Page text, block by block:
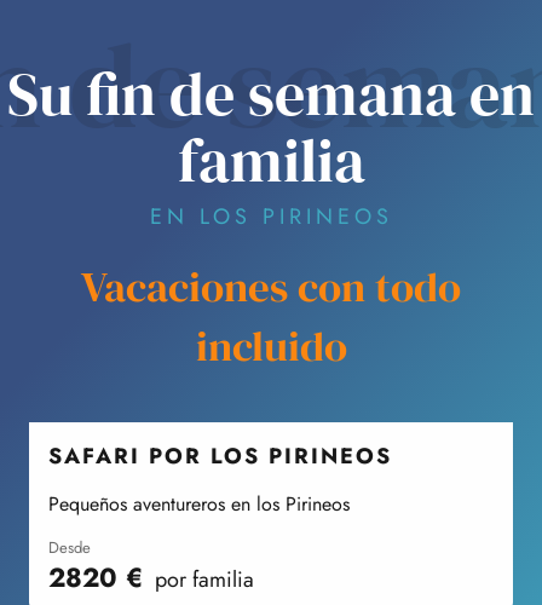
de
Su fin de semana en
familia
EN LOS PIRINEOS
Vacaciones con todo
incluido
SAFARI POR LOS PIRINEOS
Pequeños aventureros en los Pirineos
desde
2820 € por familia